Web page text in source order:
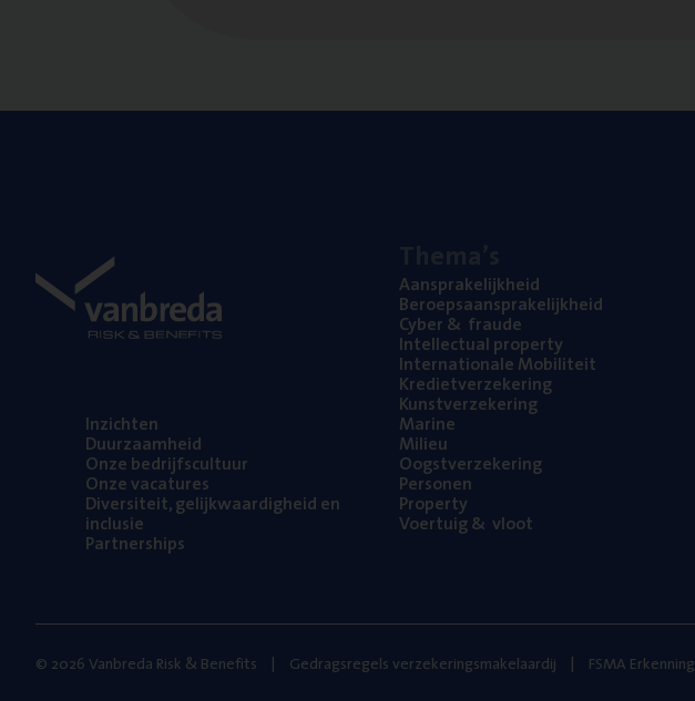
Inzich­ten
Duur­zaam­heid
Onze bedrijfs­cul­tuur
Onze vaca­tu­res
Diver­si­teit, gelijk­waar­dig­heid en
inclusie
Part­ner­ships
Aan­spra­ke­lijk­heid
Beroeps­aan­spra­ke­lijk­heid
Cyber& fraude
Intel­lec­tu­al property
Inter­na­ti­o­na­le Mobiliteit
Kre­diet­ver­ze­ke­ring
Kunst­ver­ze­ke­ring
Mari­ne
Mili­eu
Oogst­ver­ze­ke­ring
Per­so­nen
Pro­per­ty
Voer­tuig& vloot
© 2026 Vanbreda Risk & Benefits Gedragsregels verzekeringsmakelaardij FSMA Erkenning